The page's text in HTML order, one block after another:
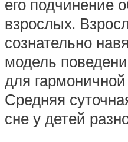
его подчинение
взрослых.
сознательно
модель
для
Средняя
сне у детей